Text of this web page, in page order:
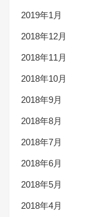
2019年1月
2018年12月
2018年11月
2018年10月
2018年9月
2018年8月
2018年7月
2018年6月
2018年5月
2018年4月